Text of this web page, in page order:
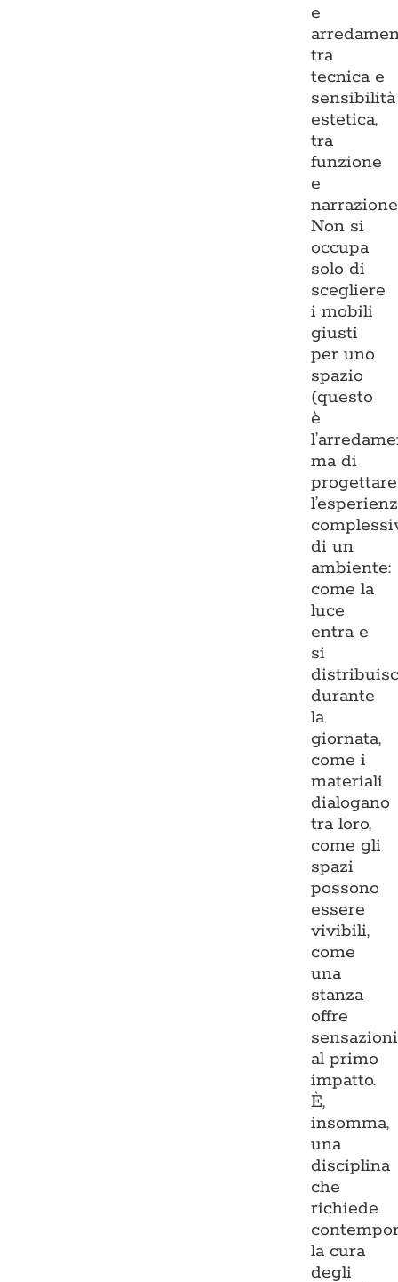
e
tra
tecnica e
sensibilità
estetica,
tra
funzione
e
Non si
occupa
solo di
scegliere
i mobili
giusti
per uno
spazio
(questo
è
ma di
progettare
di un
ambiente:
come la
luce
entra e
si
durante
la
giornata,
come i
materiali
dialogano
tra loro,
come gli
spazi
possono
essere
vivibili,
come
una
stanza
offre
sensazioni
al primo
impatto.
È,
insomma,
una
disciplina
che
richiede
la cura
degli